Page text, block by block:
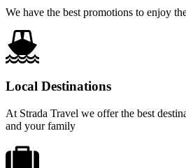
We have the best promotions to enjoy
Local Destinations
At Strada Travel we offer the best
and your family